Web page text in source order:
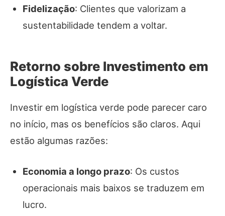
Fidelização: Clientes que valorizam a
sustentabilidade tendem a voltar.
Retorno sobre Investimento em
Logística Verde
Investir em logística verde pode parecer caro
no início, mas os benefícios são claros. Aqui
estão algumas razões:
Economia a longo prazo: Os custos
operacionais mais baixos se traduzem em
lucro.